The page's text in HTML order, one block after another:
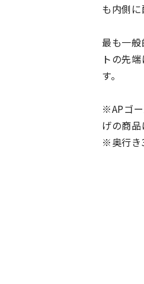
も内側に
最も一
トの先
す。
※APゴ
げの商品
※奥行き